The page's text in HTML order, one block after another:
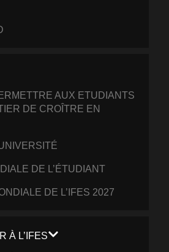
AUX ETUDIANTS
DE CROÎTRE EN
DE L’ÉTUDIANT
DE L’IFES 2027
À L’IFES